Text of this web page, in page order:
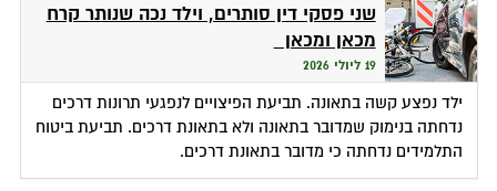
שני פסקי דין סותרים, וילד נכה שנותר קרח
מכאן ומכאן
19 ליולי 2026
ילד נפצע קשה בתאונה. תביעת הפיצויים לנפגעי תרונות דרכים
נדחתה בנימוק שמדובר בתאונה ולא בתאונת דרכים. תביעת ביטוח
התלמידים נדחתה כי מדובר בתאונת דרכים.